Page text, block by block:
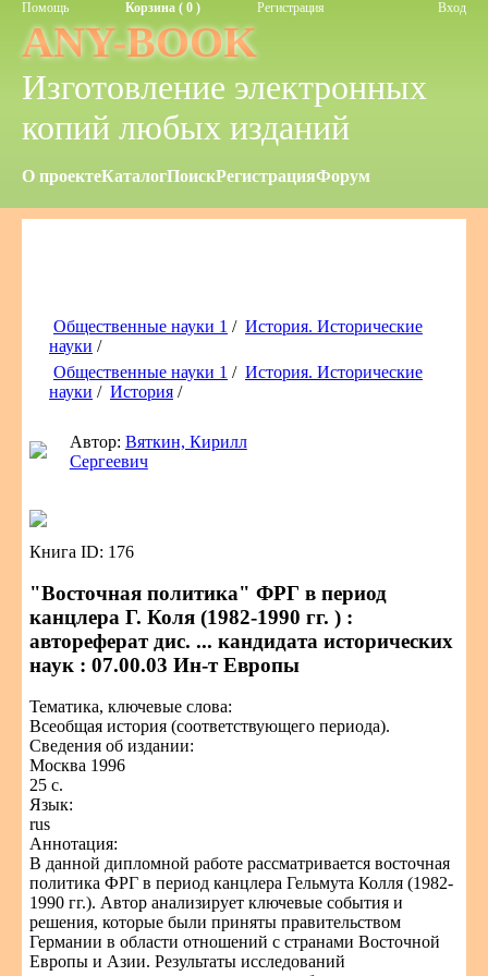
Помощь Корзина ( 0 ) Регистрация Вход
ANY-BOOK
Изготовление электронных
копий любых изданий
О проектеКаталогПоискРегистрацияФорум
Общественные науки 1 / История. Исторические
науки /
Общественные науки 1 / История. Исторические
науки / История /
Автор: Вяткин, Кирилл
Сергеевич
Книга ID: 176
"Восточная политика" ФРГ в период
канцлера Г. Коля (1982-1990 гг. ) :
автореферат дис. ... кандидата исторических
наук : 07.00.03 Ин-т Европы
Тематика, ключевые слова:
Всеобщая история (соответствующего периода).
Сведения об издании:
Москва 1996
25 с.
Язык:
rus
Аннотация:
В данной дипломной работе рассматривается восточная
политика ФРГ в период канцлера Гельмута Колля (1982-
1990 гг.). Автор анализирует ключевые события и
решения, которые были приняты правительством
Германии в области отношений с странами Восточной
Европы и Азии. Результаты исследований